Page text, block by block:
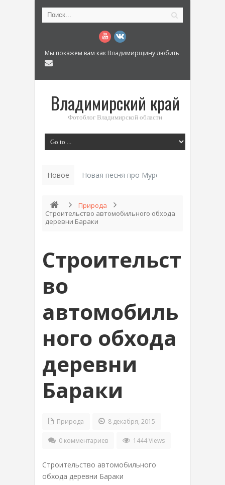
Мы покажем вам как Владимирщину любить
Владимирский край
Фотоблог Владимирской области
Новое Новая песня про Муром: «Былинный
Природа
Строительство автомобильного обхода
деревни Бараки
Строительст
во
автомобиль
ного обхода
деревни
Бараки
Природа 8 декабря, 2015
0 комментариев 1444 Views
Строительство автомобильного
обхода деревни Бараки